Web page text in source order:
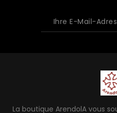
La boutique ArendolA vous